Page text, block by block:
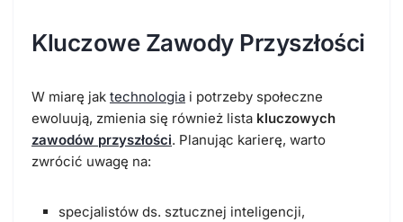
Kluczowe Zawody Przyszłości
W miarę jak technologia i potrzeby społeczne
ewoluują, zmienia się również lista kluczowych
zawodów przyszłości. Planując karierę, warto
zwrócić uwagę na:
specjalistów ds. sztucznej inteligencji,